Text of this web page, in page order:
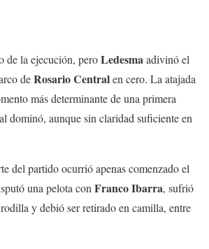
de la ejecución, peroLedesmaadivinó el
deRosario Centralen cero. La atajada
más determinante de una primera
dominó, aunque sin claridad suficiente en
del partido ocurrió apenas comenzado el
una pelota conFranco Ibarra, sufrió
y debió ser retirado en camilla, entre